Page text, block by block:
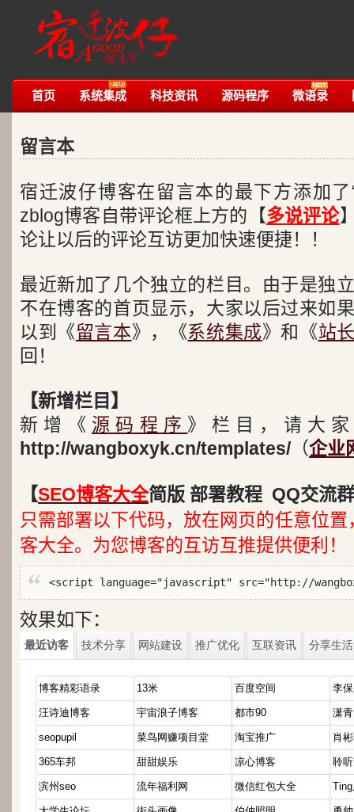
首页 系统集成 科技资讯 源码程序 微语录
留言本
宿迁波仔博客在留言本的最下方添加
zblog博客自带评论框上方的【多说评论
论让以后的评论互访更加快速便捷！！
最近新加了几个独立的栏目。由于是独
不在博客的首页显示，大家以后过来如
以到《留言本》，《系统集成》和《站
回！
【新增栏目】
新增《 源码程序 》栏目，请大
http://wangboxyk.cn/templates/ （企业
【SEO博客大全简版 部署教程 QQ交流
只需部署以下代码，放在网页的任意位
客大全。为您博客的互访互推提供便利！
<script language="javascript" src="http://
效果如下：